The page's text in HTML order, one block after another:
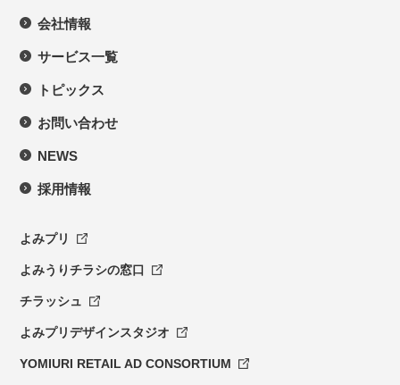
会社情報
サービス一覧
トピックス
お問い合わせ
NEWS
採用情報
よみプリ
よみうりチラシの窓口
チラッシュ
よみプリデザインスタジオ
YOMIURI RETAIL AD CONSORTIUM